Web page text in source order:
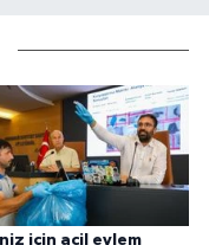
için acil eylem